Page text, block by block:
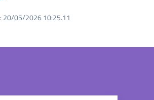
20/05/2026 10:25.11